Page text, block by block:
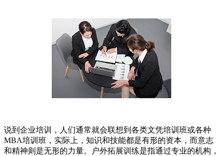
说到企业培训，人们通常就会联想到各类文凭培训班或各种
MBA培训班，实际上，知识和技能都是有形的资本，而意志
和精神则是无形的力量。户外拓展训练是指通过专业的机构，